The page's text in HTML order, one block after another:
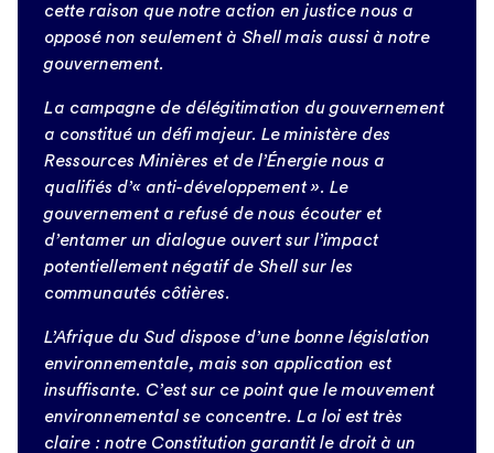
cette raison que notre action en justice nous a
opposé non seulement à Shell mais aussi à notre
gouvernement.
La campagne de délégitimation du gouvernement
a constitué un défi majeur. Le ministère des
Ressources Minières et de l’Énergie nous a
qualifiés d’« anti-développement ». Le
gouvernement a refusé de nous écouter et
d’entamer un dialogue ouvert sur l’impact
potentiellement négatif de Shell sur les
communautés côtières.
L’Afrique du Sud dispose d’une bonne législation
environnementale, mais son application est
insuffisante. C’est sur ce point que le mouvement
environnemental se concentre. La loi est très
claire : notre Constitution garantit le droit à un